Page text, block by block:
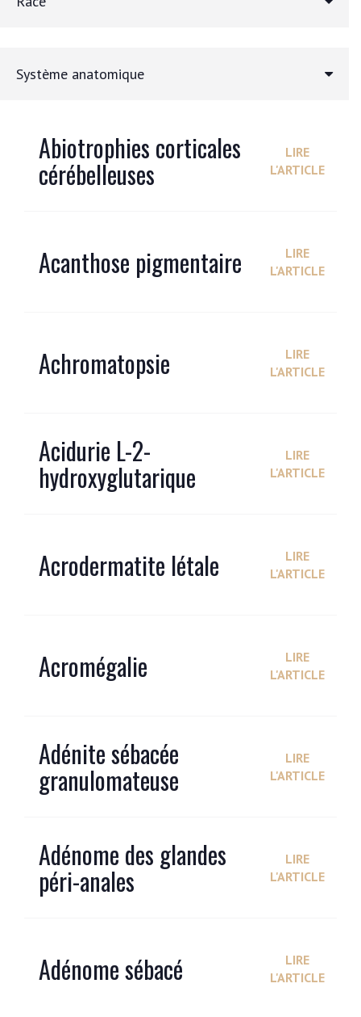
Système anatomique
Abiotrophies corticales
cérébelleuses
LIRE
L'ARTICLE
Acanthose pigmentaire
LIRE
L'ARTICLE
Achromatopsie
LIRE
L'ARTICLE
Acidurie L-2-
hydroxyglutarique
LIRE
L'ARTICLE
Acrodermatite létale
LIRE
L'ARTICLE
Acromégalie
LIRE
L'ARTICLE
Adénite sébacée
granulomateuse
LIRE
L'ARTICLE
Adénome des glandes
péri-anales
LIRE
L'ARTICLE
Adénome sébacé
LIRE
L'ARTICLE